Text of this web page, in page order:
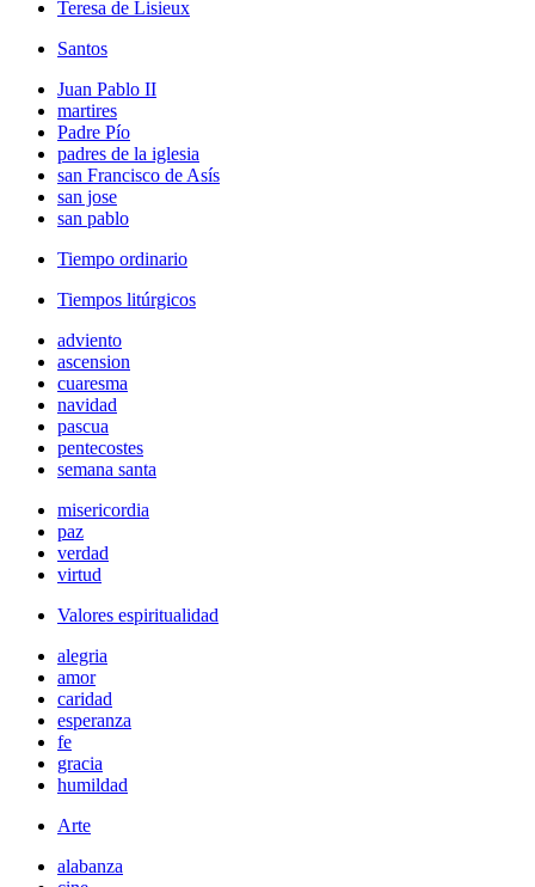
Teresa de Lisieux
Santos
Juan Pablo II
martires
Padre Pío
padres de la iglesia
san Francisco de Asís
san jose
san pablo
Tiempo ordinario
Tiempos litúrgicos
adviento
ascension
cuaresma
navidad
pascua
pentecostes
semana santa
misericordia
paz
verdad
virtud
Valores espiritualidad
alegria
amor
caridad
esperanza
fe
gracia
humildad
Arte
alabanza